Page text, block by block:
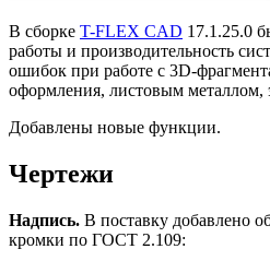
В сборке T-FLEX CAD 17.1.25.0
работы и производительность
ошибок при работе с 3D-
оформления, листовым металлом,
Добавлены новые функции.
Чертежи
Надпись. В поставку добавлено
кромки по ГОСТ 2.109: